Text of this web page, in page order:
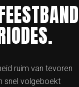
ruim van tevoren
snel volgeboekt